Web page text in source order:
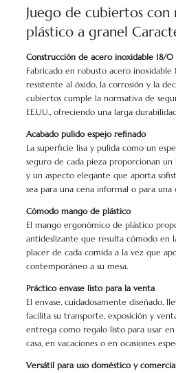
Juego de cubiertos con
plástico a granel
Construcción de acero inoxidable 18/
Fabricado en robusto acero
resistente al óxido, la corrosión y la
cubiertos cumple la normativa de
EE.UU., ofreciendo una larga
Acabado pulido espejo refinado
La superficie lisa y pulida como un
seguro de cada pieza proporcionan
y un aspecto elegante que aporta
sea para una cena informal o para una
Cómodo mango de plástico
El mango ergonómico de plástico
antideslizante que resulta cómodo en
placer de cada comida a la vez que
contemporáneo a su mesa.
Práctico envase listo para la venta
El envase, cuidadosamente diseñado,
facilita su transporte, exposición y
entrega como regalo listo para usar
casa, en vacaciones o en ocasiones
Versátil para uso doméstico y